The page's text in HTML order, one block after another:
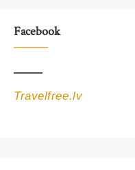
Facebook
Travelfree.lv